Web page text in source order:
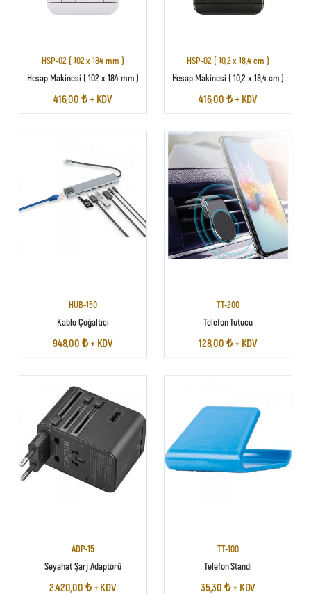
HSP-02 ( 102 x 184 mm )
Hesap Makinesi ( 102 x 184 mm )
416,00 ₺ + KDV
HSP-02 ( 10,2 x 18,4 cm )
Hesap Makinesi ( 10,2 x 18,4 cm )
416,00 ₺ + KDV
HUB-150
Kablo Çoğaltıcı
948,00 ₺ + KDV
TT-200
Telefon Tutucu
128,00 ₺ + KDV
ADP-15
Seyahat Şarj Adaptörü
2.420,00 ₺ + KDV
TT-100
Telefon Standı
35,30 ₺ + KDV